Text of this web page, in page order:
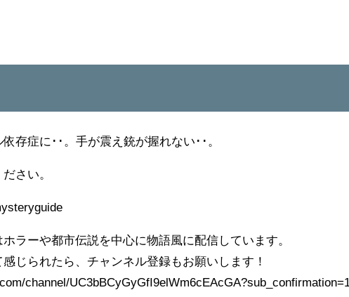
存症に･･。手が震え銃が握れない･･。
さい。
ラーや都市伝説を中心に物語風に配信しています。
じられたら、チャンネル登録もお願いします！
channel/UC3bBCyGyGfI9elWm6cEAcGA?sub_confirmation=1